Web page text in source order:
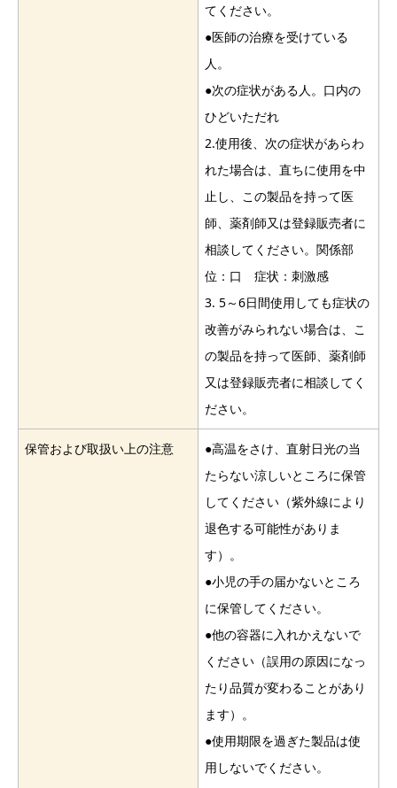
てください。
●医師の治療を受けている
人。
●次の症状がある人。口内の
ひどいただれ
2.使用後、次の症状があらわ
れた場合は、直ちに使用を中
止し、この製品を持って医
師、薬剤師又は登録販売者に
相談してください。関係部
位：口 症状：刺激感
3. 5～6日間使用しても症状の
改善がみられない場合は、こ
の製品を持って医師、薬剤師
又は登録販売者に相談してく
ださい。
保管および取扱い上の注意
●高温をさけ、直射日光の当
たらない涼しいところに保管
してください（紫外線により
退色する可能性がありま
す）。
●小児の手の届かないところ
に保管してください。
●他の容器に入れかえないで
ください（誤用の原因になっ
たり品質が変わることがあり
ます）。
●使用期限を過ぎた製品は使
用しないでください。